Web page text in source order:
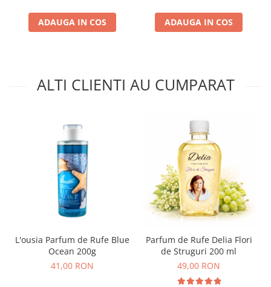
ADAUGA IN COS ADAUGA IN COS
ALTI CLIENTI AU CUMPARAT
L'ousia Parfum de Rufe Blue
Ocean 200g
41,00 RON
Parfum de Rufe Delia Flori
de Struguri 200 ml
49,00 RON